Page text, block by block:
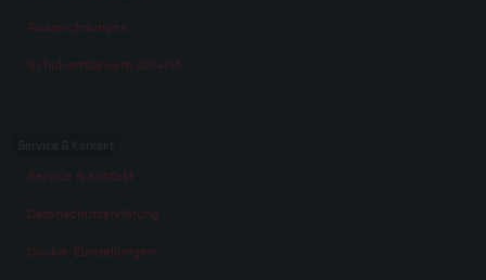
Auszeichnungen
Schulwettbewerb 2014/15
Service & Kontakt
Datenschutzerklärung
Cookie-Einstellungen